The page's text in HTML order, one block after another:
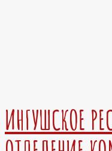
ИНГУШСКОЕ